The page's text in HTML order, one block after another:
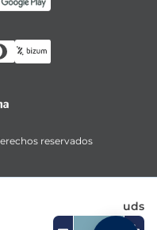
uds
reservados